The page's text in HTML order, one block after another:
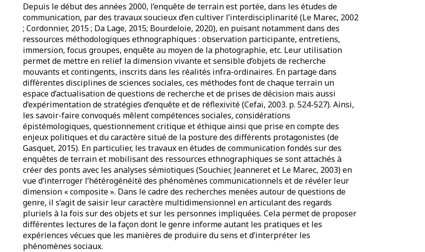
Depuis le début des années 2000, l’enquête de terrain est portée, dans les études de
communication, par des travaux soucieux d’en cultiver l’interdisciplinarité (Le Marec, 2002
; Cordonnier, 2015 ; Da Lage, 2015; Bourdeloie, 2020), en puisant notamment dans des
ressources méthodologiques ethnographiques : observation participante, entretiens,
immersion, focus groupes, enquête au moyen de la photographie, etc. Leur utilisation
permet de mettre en relief la dimension vivante et sensible d’objets de recherche
mouvants et contingents, inscrits dans les réalités infra-ordinaires. En partage dans
différentes disciplines de sciences sociales, ces méthodes font de chaque terrain un
espace d’actualisation de questions de recherche et de prises de décision mais aussi
d’expérimentation de stratégies d’enquête et de réflexivité (Cefaï, 2003. p. 524-527). Ainsi,
les savoir-faire convoqués mêlent compétences sociales, considérations
épistémologiques, questionnement critique et éthique ainsi que prise en compte des
enjeux politiques et du caractère situé de la posture des différents protagonistes (de
Gasquet, 2015). En particulier, les travaux en études de communication fondés sur des
enquêtes de terrain et mobilisant des ressources ethnographiques se sont attachés à
créer des ponts avec les analyses sémiotiques (Souchier, Jeanneret et Le Marec, 2003) en
vue d’interroger l’hétérogénéité des phénomènes communicationnels et de révéler leur
dimension « composite ». Dans le cadre des recherches menées autour de questions de
genre, il s’agit de saisir leur caractère multidimensionnel en articulant des regards
pluriels à la fois sur des objets et sur les personnes impliquées. Cela permet de proposer
différentes lectures de la façon dont le genre informe autant les pratiques et les
expériences vécues que les manières de produire du sens et d’interpréter les
phénomènes sociaux.